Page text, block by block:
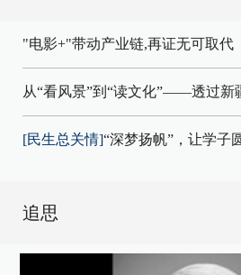
"电影+"带动产业链,再证无可取代
从“看风景”到“读文化”——透过新
[民生总关情]“深梦扬帆”，让学子
追思